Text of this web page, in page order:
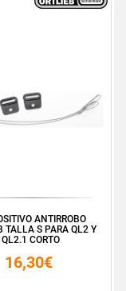
ANTIRROBO
TALLA S PARA QL2 Y
QL2.1 CORTO
16,30€